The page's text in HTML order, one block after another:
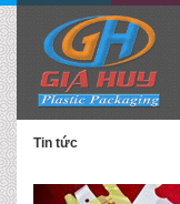
Tin tức